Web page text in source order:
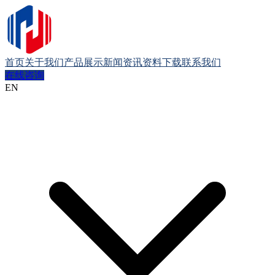
首页关于我们产品展示新闻资讯资料下载联系我们
在线咨询
EN